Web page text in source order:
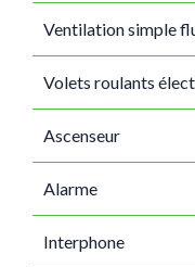
Ventilation simple
Volets roulants
Ascenseur
Alarme
Interphone